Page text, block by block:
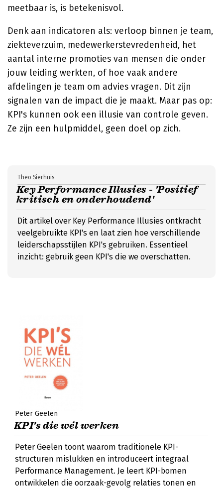
meetbaar is, is betekenisvol.
Denk aan indicatoren als: verloop binnen je team,
ziekteverzuim, medewerkerstevredenheid, het
aantal interne promoties van mensen die onder
jouw leiding werkten, of hoe vaak andere
afdelingen je team om advies vragen. Dit zijn
signalen van de impact die je maakt. Maar pas op:
KPI's kunnen ook een illusie van controle geven.
Ze zijn een hulpmiddel, geen doel op zich.
Key Performance Illusies - 'Positief
kritisch en onderhoudend'
Theo Sierhuis
Dit artikel over Key Performance Illusies ontkracht
veelgebruikte KPI's en laat zien hoe verschillende
leiderschapsstijlen KPI's gebruiken. Essentieel
inzicht: gebruik geen KPI's die we overschatten.
Peter Geelen
KPI's die wél werken
Peter Geelen toont waarom traditionele KPI-
structuren mislukken en introduceert integraal
Performance Management. Je leert KPI-bomen
ontwikkelen die oorzaak-gevolg relaties tonen en